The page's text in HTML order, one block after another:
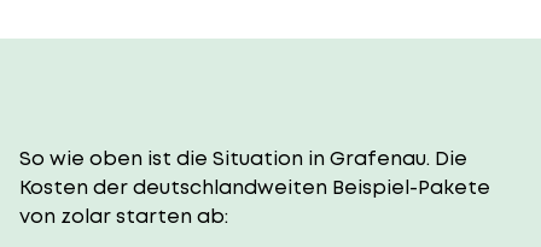
So wie oben ist die Situation in Grafenau. Die
Kosten der deutschlandweiten Beispiel-Pakete
von zolar starten ab: